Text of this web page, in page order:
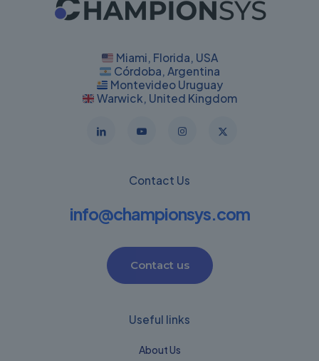
Miami, Florida, USA
Córdoba, Argentina
Montevideo Uruguay
Warwick, United Kingdom
Contact Us
info@championsys.com
Contact us
Useful links
About Us